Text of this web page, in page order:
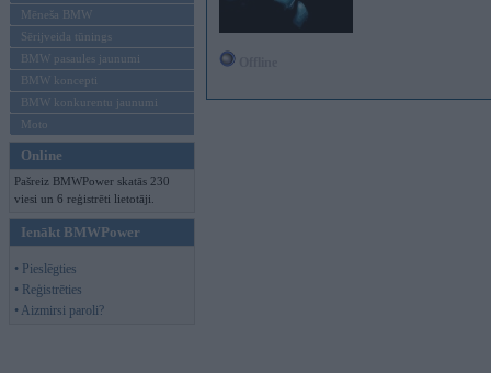
Mēneša BMW
Sērijveida tūnings
BMW pasaules jaunumi
BMW koncepti
BMW konkurentu jaunumi
Moto
Online
Pašreiz BMWPower skatās 230
viesi un 6 reģistrēti lietotāji.
Ienākt BMWPower
• Pieslēgties
• Reģistrēties
• Aizmirsi paroli?